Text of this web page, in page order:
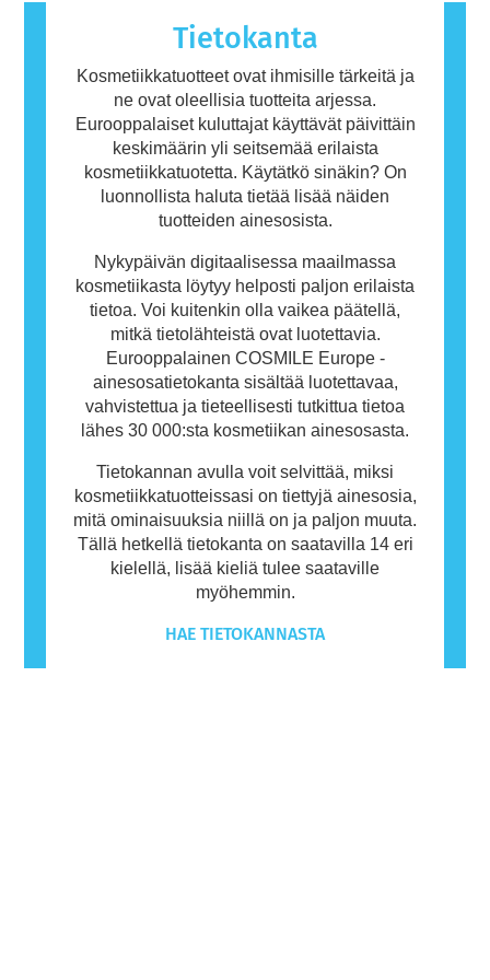
sisältää ainesosia, jotka voivat olla joillekin
ihmisille allergisoivia. Tämä ei kuitenkaan
tarkoita, ettei muiden olisi turvallista käyttää
Tietokanta
Kosmetiikkatuotteet ovat ihmisille tärkeitä ja
ne ovat oleellisia tuotteita arjessa.
Eurooppalaiset kuluttajat käyttävät päivittäin
keskimäärin yli seitsemää erilaista
kosmetiikkatuotetta. Käytätkö sinäkin? On
luonnollista haluta tietää lisää näiden
tuotteiden ainesosista.
Nykypäivän digitaalisessa maailmassa
kosmetiikasta löytyy helposti paljon erilaista
tietoa. Voi kuitenkin olla vaikea päätellä,
mitkä tietolähteistä ovat luotettavia.
Eurooppalainen COSMILE Europe -
ainesosatietokanta sisältää luotettavaa,
vahvistettua ja tieteellisesti tutkittua tietoa
lähes 30 000:sta kosmetiikan ainesosasta.
Tietokannan avulla voit selvittää, miksi
kosmetiikkatuotteissasi on tiettyjä ainesosia,
mitä ominaisuuksia niillä on ja paljon muuta.
Tällä hetkellä tietokanta on saatavilla 14 eri
kielellä, lisää kieliä tulee saataville
myöhemmin.
HAE TIETOKANNASTA